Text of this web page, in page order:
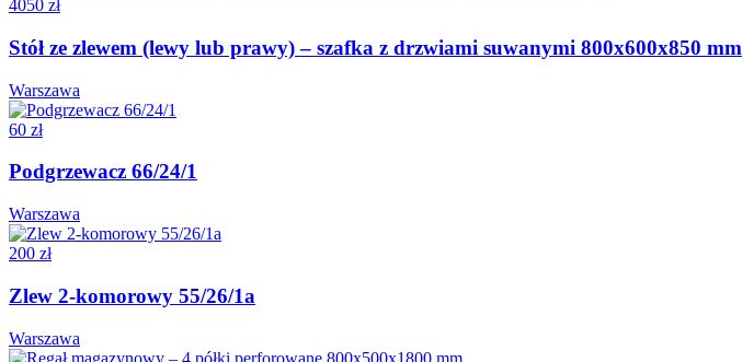
4050 zł
Stół ze zlewem (lewy lub prawy) – szafka z drzwiami suwanymi 800x600x850 mm
Warszawa
60 zł
Podgrzewacz 66/24/1
Warszawa
200 zł
Zlew 2-komorowy 55/26/1a
Warszawa